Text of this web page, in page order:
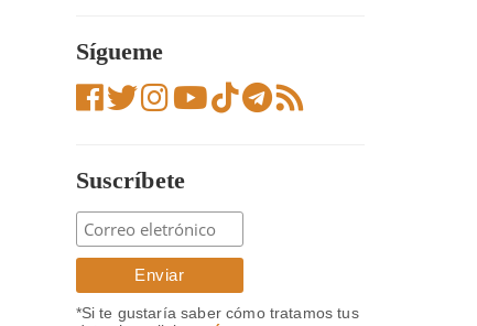
Sígueme
Suscríbete
*Si te gustaría saber cómo tratamos tus